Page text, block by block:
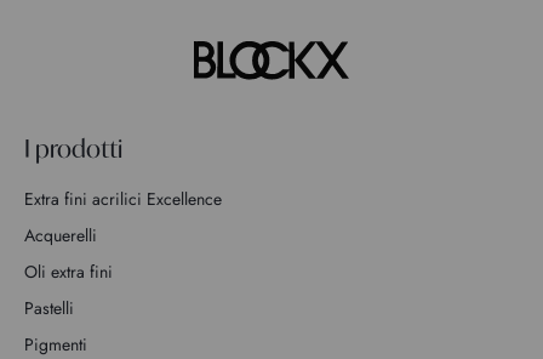
I prodotti
Extra fini acrilici Excellence
Acquerelli
Oli extra fini
Pastelli
Pigmenti